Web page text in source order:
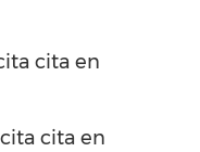
cita en
cita en